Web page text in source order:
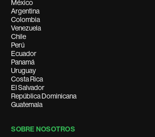
México
Argentina
Colombia
Venezuela
Chile
Perú
Ecuador
Panamá
Uruguay
Costa Rica
El Salvador
República Dominicana
Guatemala
SOBRE NOSOTROS